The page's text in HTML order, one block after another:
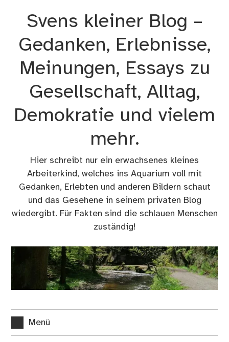
Svens kleiner Blog –
Gedanken, Erlebnisse,
Meinungen, Essays zu
Gesellschaft, Alltag,
Demokratie und vielem
mehr.
Hier schreibt nur ein erwachsenes kleines
Arbeiterkind, welches ins Aquarium voll mit
Gedanken, Erlebten und anderen Bildern schaut
und das Gesehene in seinem privaten Blog
wiedergibt. Für Fakten sind die schlauen Menschen
zuständig!
Menü